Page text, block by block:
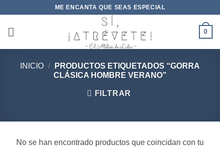
contenido
ME ENCANTA QUE SEAS ESPECIAL
0
INICIO /
PRODUCTOS ETIQUETADOS “GORRA
CLÁSICA HOMBRE VERANO”
FILTRAR
No se han encontrado productos que coincidan con tu